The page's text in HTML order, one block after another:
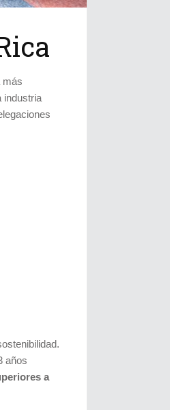
más
industria
años
a